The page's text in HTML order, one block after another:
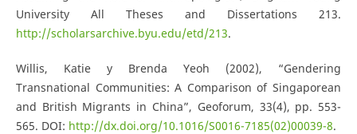
University All Theses and Dissertations 213.
http://scholarsarchive.byu.edu/etd/213.
Willis, Katie y Brenda Yeoh (2002), “Gendering
Transnational Communities: A Comparison of Singaporean
and British Migrants in China”, Geoforum, 33(4), pp. 553-
565. DOI: http://dx.doi.org/10.1016/S0016-7185(02)00039-8.